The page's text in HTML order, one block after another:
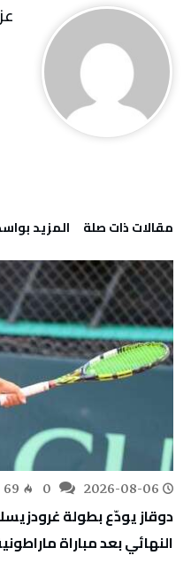
‫مقالات ذات صلة‬ ‫‫المزيد
2026-08-06
69
دوقاز يودّع بطولة
النهائي بعد مباراة